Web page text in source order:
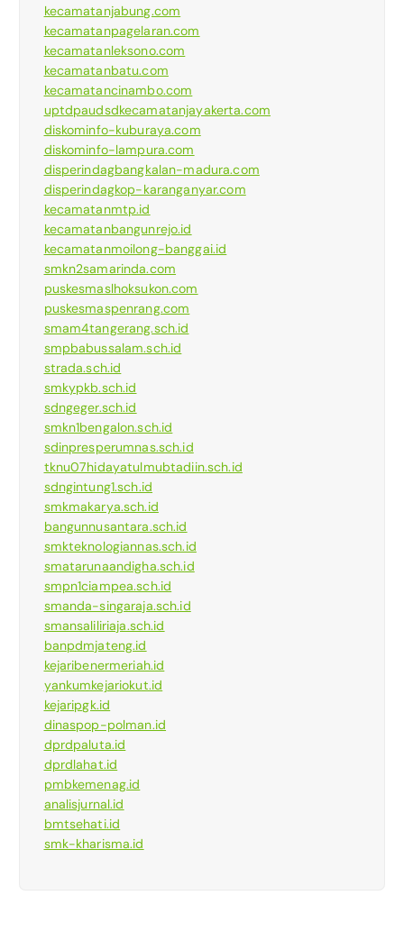
kecamatanjabung.com
kecamatanpagelaran.com
kecamatanleksono.com
kecamatanbatu.com
kecamatancinambo.com
uptdpaudsdkecamatanjayakerta.com
diskominfo-kuburaya.com
diskominfo-lampura.com
disperindagbangkalan-madura.com
disperindagkop-karanganyar.com
kecamatanmtp.id
kecamatanbangunrejo.id
kecamatanmoilong-banggai.id
smkn2samarinda.com
puskesmaslhoksukon.com
puskesmaspenrang.com
smam4tangerang.sch.id
smpbabussalam.sch.id
strada.sch.id
smkypkb.sch.id
sdngeger.sch.id
smkn1bengalon.sch.id
sdinpresperumnas.sch.id
tknu07hidayatulmubtadiin.sch.id
sdngintung1.sch.id
smkmakarya.sch.id
bangunnusantara.sch.id
smkteknologiannas.sch.id
smatarunaandigha.sch.id
smpn1ciampea.sch.id
smanda-singaraja.sch.id
smansaliliriaja.sch.id
banpdmjateng.id
kejaribenermeriah.id
yankumkejariokut.id
kejaripgk.id
dinaspop-polman.id
dprdpaluta.id
dprdlahat.id
pmbkemenag.id
analisjurnal.id
bmtsehati.id
smk-kharisma.id